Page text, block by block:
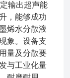
输出超声能
，能够成功
烯水分散液
象。设备支
量及分散要
与工业化量